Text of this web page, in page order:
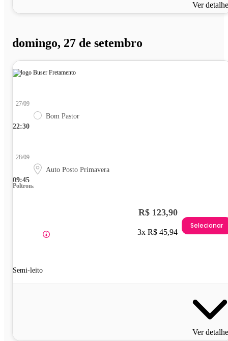
Ver
domingo, 27 de setembro
22:30
27/09
Bom Pastor
09:45
28/09
Auto Posto Primavera
Poltrona
Semi-leito
R$ 123,90
3x R$ 45,94
Selecionar
Ver